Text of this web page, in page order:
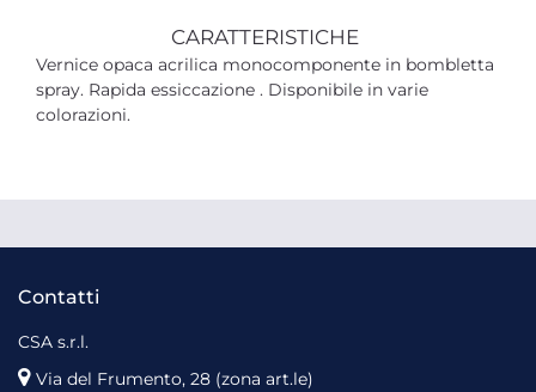
CARATTERISTICHE
Vernice opaca acrilica monocomponente in bombletta
spray. Rapida essiccazione . Disponibile in varie
colorazioni.
Contatti
CSA s.r.l.
Via del Frumento, 28 (zona art.le)